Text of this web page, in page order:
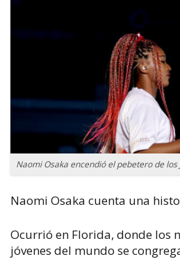
Naomi Osaka encendió el pebetero de los
Naomi Osaka cuenta una
Ocurrió en Florida, donde los
jóvenes del mundo se